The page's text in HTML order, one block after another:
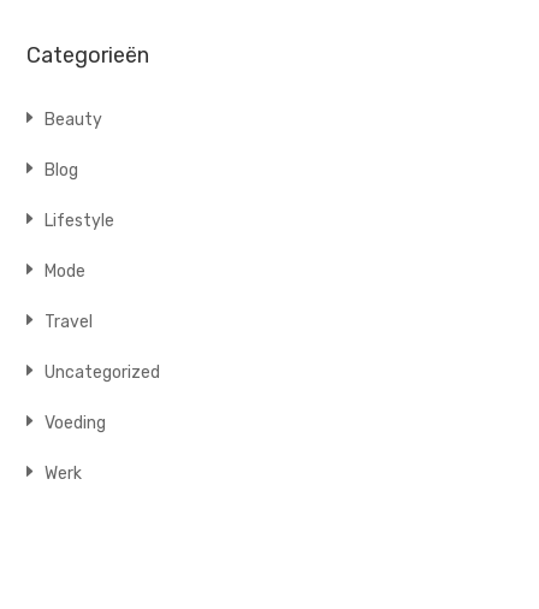
Categorieën
Beauty
Blog
Lifestyle
Mode
Travel
Uncategorized
Voeding
Werk